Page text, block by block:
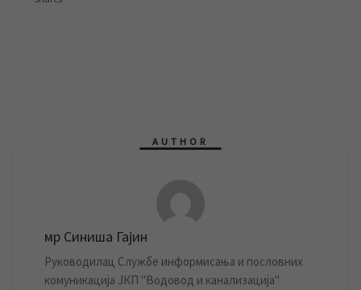
AUTHOR
мр Синиша Гајин
Руководилац Службе информисања и пословних
комуникација ЈКП "Водовод и канализација"